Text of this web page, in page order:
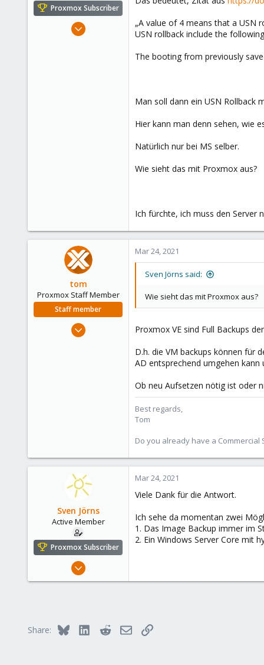
e
r
Proxmox Subscriber
May 23, 2017
„A value of 4 means that a USN
USN rollback include the
The booting from previously
Man soll dann ein USN Rollback
Hier kann man denn sehen, wie
Natürlich nur bei MS selber.
Wie sieht das mit Proxmox aus?
Ich fürchte, ich muss den Server
tom
Proxmox Staff Member
Staff member
Aug 29, 2006
Mar 24, 2021
Sven Jörns said:
Wie sieht das mit Proxmox aus?
Proxmox VE sind Full Backups
D.h. die VM backups können für
AD entsprechend umgehen
Ob neu Aufsetzen nötig ist oder
Best regards,
Tom
Do you already have a
Sven Jörns
Active Member
Proxmox Subscriber
May 23, 2017
www.groemitz.de
Mar 24, 2021
Viele Dank für die Antwort.
Ich sehe da momentan zwei
1. Das Image Backup immer im
2. Ein Windows Server Core mit
Share: Bluesky LinkedInRedditEmailLink